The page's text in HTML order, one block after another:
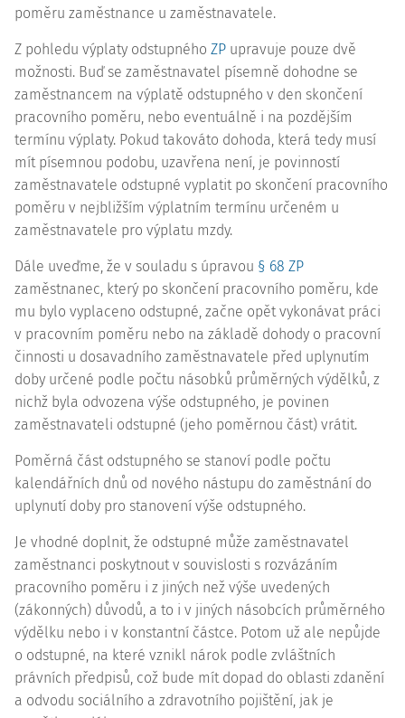
poměru zaměstnance u zaměstnavatele.
Z pohledu výplaty odstupného ZP upravuje pouze dvě
možnosti. Buď se zaměstnavatel písemně dohodne se
zaměstnancem na výplatě odstupného v den skončení
pracovního poměru, nebo eventuálně i na pozdějším
termínu výplaty. Pokud takováto dohoda, která tedy musí
mít písemnou podobu, uzavřena není, je povinností
zaměstnavatele odstupné vyplatit po skončení pracovního
poměru v nejbližším výplatním termínu určeném u
zaměstnavatele pro výplatu mzdy.
Dále uveďme, že v souladu s úpravou § 68 ZP
zaměstnanec, který po skončení pracovního poměru, kde
mu bylo vyplaceno odstupné, začne opět vykonávat práci
v pracovním poměru nebo na základě dohody o pracovní
činnosti u dosavadního zaměstnavatele před uplynutím
doby určené podle počtu násobků průměrných výdělků, z
nichž byla odvozena výše odstupného, je povinen
zaměstnavateli odstupné (jeho poměrnou část) vrátit.
Poměrná část odstupného se stanoví podle počtu
kalendářních dnů od nového nástupu do zaměstnání do
uplynutí doby pro stanovení výše odstupného.
Je vhodné doplnit, že odstupné může zaměstnavatel
zaměstnanci poskytnout v souvislosti s rozvázáním
pracovního poměru i z jiných než výše uvedených
(zákonných) důvodů, a to i v jiných násobcích průměrného
výdělku nebo i v konstantní částce. Potom už ale nepůjde
o odstupné, na které vznikl nárok podle zvláštních
právních předpisů, což bude mít dopad do oblasti zdanění
a odvodu sociálního a zdravotního pojištění, jak je